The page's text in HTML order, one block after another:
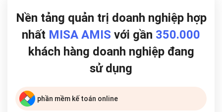
Nền tảng quản trị doanh nghiệp hợp
nhất MISA AMIS với gần 350.000
khách hàng doanh nghiệp đang
sử dụng
phần mềm kế toán online